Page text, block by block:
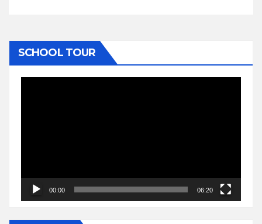
SCHOOL TOUR
00:00 06:20